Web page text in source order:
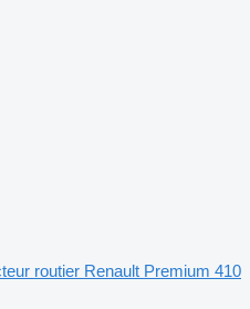
routier Renault Premium 410